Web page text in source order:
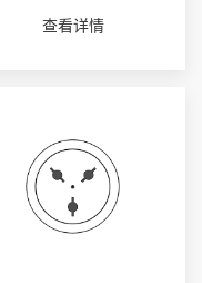
查看详情